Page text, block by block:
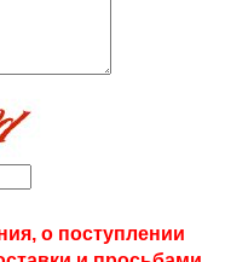
о поступлении